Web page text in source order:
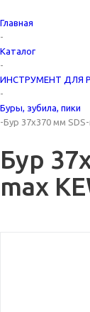
Главная
-
Каталог
-
ИНСТРУМЕНТ ДЛЯ
-
Буры, зубила, пики
-Бур 37х370 мм
Бур
max